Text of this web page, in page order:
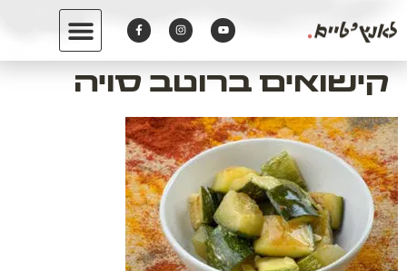
קישואים ברוטב סויה